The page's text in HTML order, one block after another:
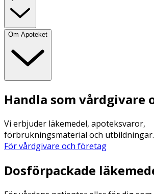
Om Apoteket
Handla som vårdgivare
Vi erbjuder läkemedel, apoteksvaror,
förbrukningsmaterial och utbildningar.
För vårdgivare och företag
Dosförpackade